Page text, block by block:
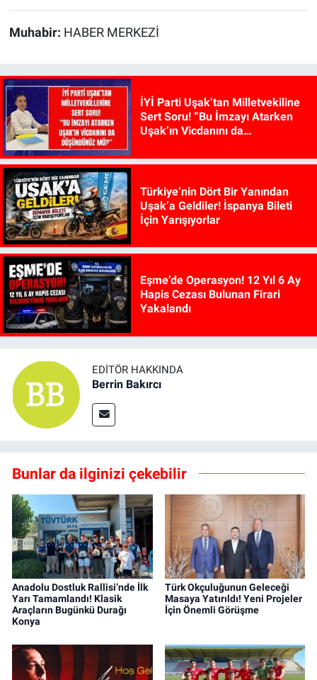
Muhabir: HABER MERKEZİ
İYİ Parti Uşak’tan Milletvekiline
Sert Soru! “Bu İmzayı Atarken
Uşak’ın Vicdanını da
Türkiye’nin Dört Bir Yanından
Uşak’a Geldiler! İspanya Bileti
İçin Yarışıyorlar
Eşme’de Operasyon! 12 Yıl 6 Ay
Hapis Cezası Bulunan Firari
Yakalandı
EDITÖR HAKKINDA
Berrin Bakırcı
Bunlar da ilginizi çekebilir
Anadolu Dostluk Rallisi’nde İlk
Yarı Tamamlandı! Klasik
Araçların Bugünkü Durağı
Konya
Türk Okçuluğunun Geleceği
Masaya Yatırıldı! Yeni Projeler
İçin Önemli Görüşme